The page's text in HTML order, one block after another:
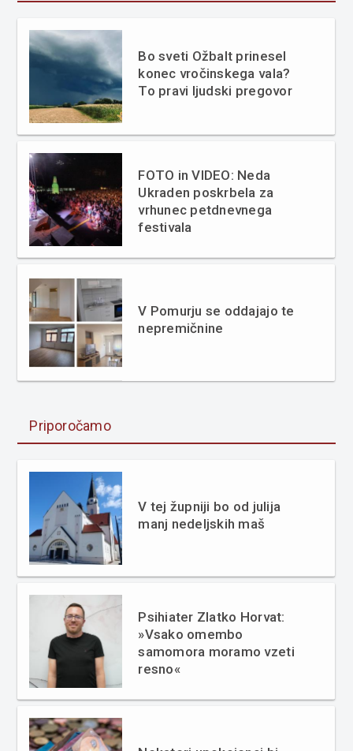
Bo sveti Ožbalt prinesel
konec vročinskega vala?
To pravi ljudski pregovor
FOTO in VIDEO: Neda
Ukraden poskrbela za
vrhunec petdnevnega
festivala
V Pomurju se oddajajo te
nepremičnine
Priporočamo
V tej župniji bo od julija
manj nedeljskih maš
Psihiater Zlatko Horvat:
»Vsako omembo
samomora moramo vzeti
resno«